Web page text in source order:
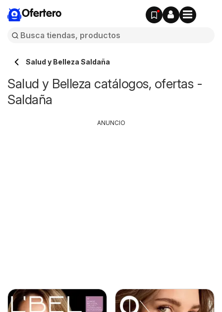
Ofertero
Salud y Belleza Saldaña
Salud y Belleza catálogos, ofertas -
Saldaña
ANUNCIO